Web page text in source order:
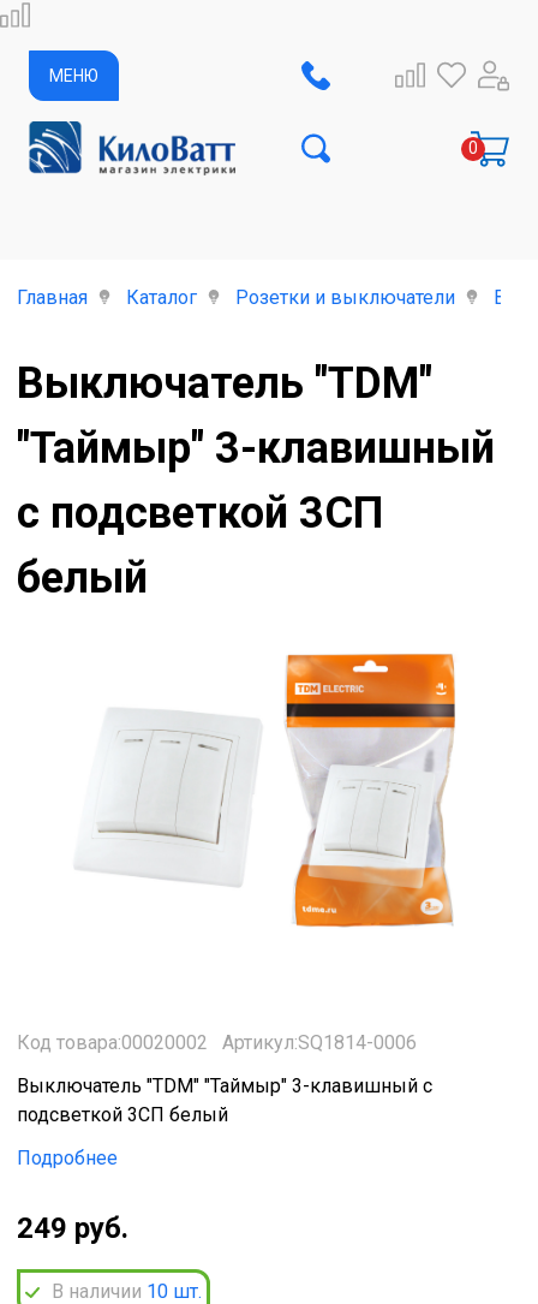
МЕНЮ
Главная Каталог Розетки и выключатели
Выключатель "TDM"
"Таймыр" 3-клавишный
с подсветкой 3СП
белый
Код товара:00020002
Артикул:SQ1814-0006
Выключатель "TDM" "Таймыр" 3-клавишный с
подсветкой 3СП белый
Подробнее
249 руб.
В наличии 10 шт.